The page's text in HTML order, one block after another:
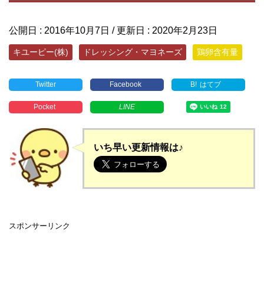
公開日 : 2016年10月7日 / 更新日 : 2020年2月23日
キユーピー(株) ドレッシング・マヨネーズ 鶏卵含有量
Twitter Facebook B! はてブ
Pocket LINE
いち早い更新情報は♪
スポンサーリンク